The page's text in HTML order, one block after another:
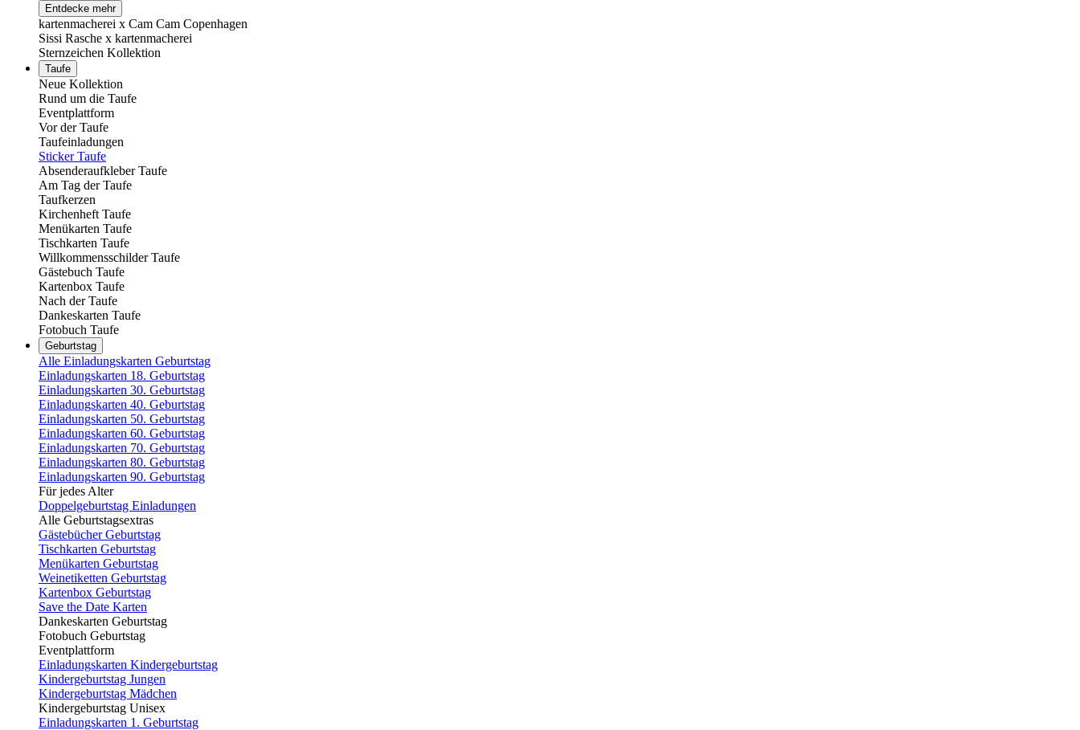
Entdecke mehr
kartenmacherei x Cam Cam Copenhagen
Sissi Rasche x kartenmacherei
Sternzeichen Kollektion
Taufe
Neue Kollektion
Rund um die Taufe
Eventplattform
Vor der Taufe
Taufeinladungen
Sticker Taufe
Absenderaufkleber Taufe
Am Tag der Taufe
Taufkerzen
Kirchenheft Taufe
Menükarten Taufe
Tischkarten Taufe
Willkommensschilder Taufe
Gästebuch Taufe
Kartenbox Taufe
Nach der Taufe
Dankeskarten Taufe
Fotobuch Taufe
Geburtstag
Alle Einladungskarten Geburtstag
Einladungskarten 18. Geburtstag
Einladungskarten 30. Geburtstag
Einladungskarten 40. Geburtstag
Einladungskarten 50. Geburtstag
Einladungskarten 60. Geburtstag
Einladungskarten 70. Geburtstag
Einladungskarten 80. Geburtstag
Einladungskarten 90. Geburtstag
Für jedes Alter
Doppelgeburtstag Einladungen
Alle Geburtstagsextras
Gästebücher Geburtstag
Tischkarten Geburtstag
Menükarten Geburtstag
Weinetiketten Geburtstag
Kartenbox Geburtstag
Save the Date Karten
Dankeskarten Geburtstag
Fotobuch Geburtstag
Eventplattform
Einladungskarten Kindergeburtstag
Kindergeburtstag Jungen
Kindergeburtstag Mädchen
Kindergeburtstag Unisex
Einladungskarten 1. Geburtstag